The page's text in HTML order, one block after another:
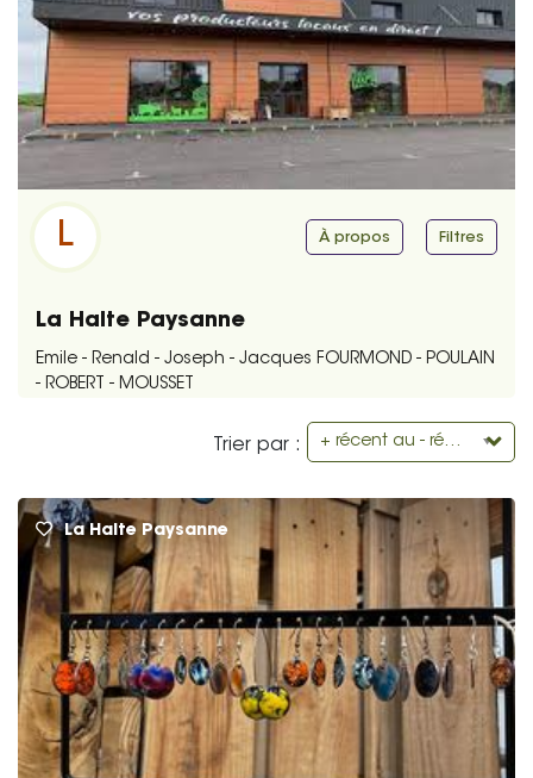
L À propos Filtres
La Halte Paysanne
Emile - Renald - Joseph - Jacques FOURMOND - POULAIN
- ROBERT - MOUSSET
Trier par : + récent au - récent
La Halte Paysanne